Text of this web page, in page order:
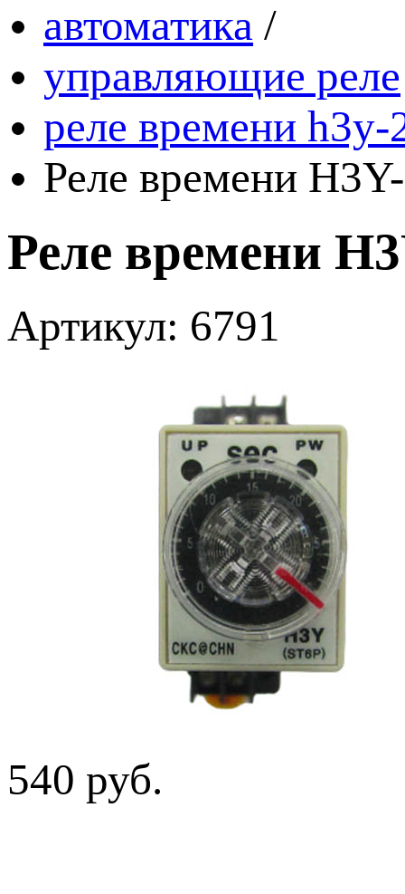
автоматика /
управляющие реле
реле времени h3y-
Реле времени
Реле времени
Артикул: 6791
540 руб.